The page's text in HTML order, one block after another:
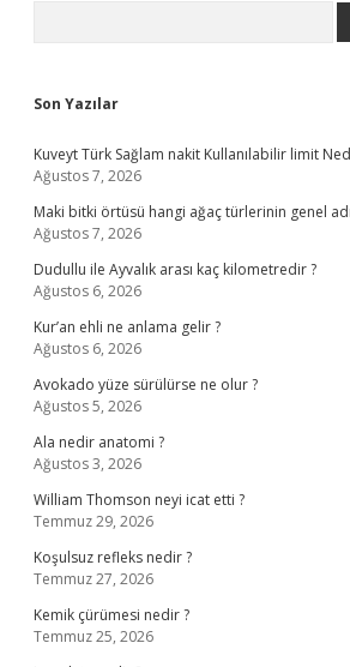
Son Yazılar
Kuveyt Türk Sağlam nakit Kullanılabilir limit
Ağustos 7, 2026
Maki bitki örtüsü hangi ağaç türlerinin genel
Ağustos 7, 2026
Dudullu ile Ayvalık arası kaç kilometredir ?
Ağustos 6, 2026
Kur’an ehli ne anlama gelir ?
Ağustos 6, 2026
Avokado yüze sürülürse ne olur ?
Ağustos 5, 2026
Ala nedir anatomi ?
Ağustos 3, 2026
William Thomson neyi icat etti ?
Temmuz 29, 2026
Koşulsuz refleks nedir ?
Temmuz 27, 2026
Kemik çürümesi nedir ?
Temmuz 25, 2026